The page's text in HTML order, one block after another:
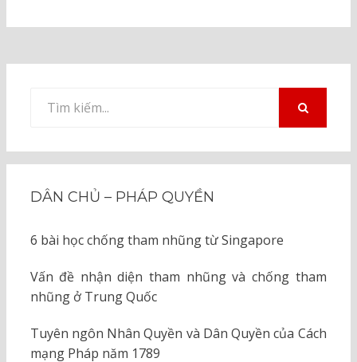
kiếm
DÂN CHỦ – PHÁP QUYỀN
6 bài học chống tham nhũng từ Singapore
Vấn đề nhận diện tham nhũng và chống tham
nhũng ở Trung Quốc
Tuyên ngôn Nhân Quyền và Dân Quyền của Cách
mạng Pháp năm 1789